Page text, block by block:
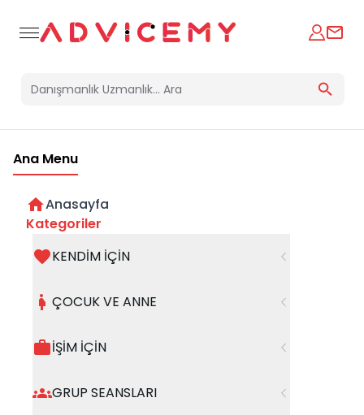
Ana Menu
Anasayfa
Kategoriler
KENDİM İÇİN
ÇOCUK VE ANNE
İŞİM İÇİN
GRUP SEANSLARI
halinde whatsapp hattımızdan iletişime